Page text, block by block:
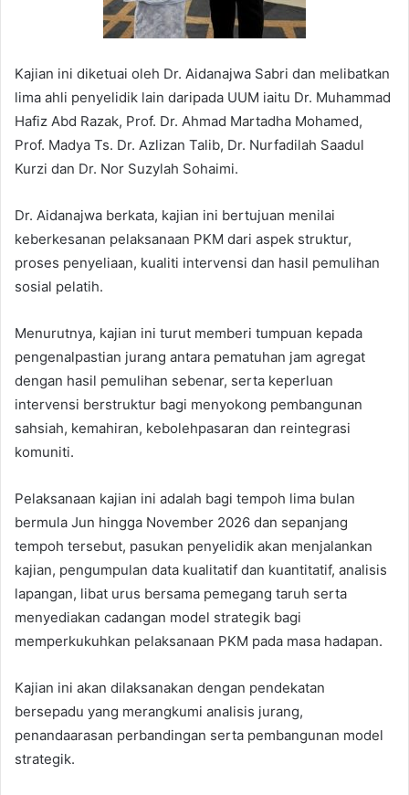
Kajian ini diketuai oleh Dr. Aidanajwa Sabri dan melibatkan
lima ahli penyelidik lain daripada UUM iaitu Dr. Muhammad
Hafiz Abd Razak, Prof. Dr. Ahmad Martadha Mohamed,
Prof. Madya Ts. Dr. Azlizan Talib, Dr. Nurfadilah Saadul
Kurzi dan Dr. Nor Suzylah Sohaimi.
Dr. Aidanajwa berkata, kajian ini bertujuan menilai
keberkesanan pelaksanaan PKM dari aspek struktur,
proses penyeliaan, kualiti intervensi dan hasil pemulihan
sosial pelatih.
Menurutnya, kajian ini turut memberi tumpuan kepada
pengenalpastian jurang antara pematuhan jam agregat
dengan hasil pemulihan sebenar, serta keperluan
intervensi berstruktur bagi menyokong pembangunan
sahsiah, kemahiran, kebolehpasaran dan reintegrasi
komuniti.
Pelaksanaan kajian ini adalah bagi tempoh lima bulan
bermula Jun hingga November 2026 dan sepanjang
tempoh tersebut, pasukan penyelidik akan menjalankan
kajian, pengumpulan data kualitatif dan kuantitatif, analisis
lapangan, libat urus bersama pemegang taruh serta
menyediakan cadangan model strategik bagi
memperkukuhkan pelaksanaan PKM pada masa hadapan.
Kajian ini akan dilaksanakan dengan pendekatan
bersepadu yang merangkumi analisis jurang,
penandaarasan perbandingan serta pembangunan model
strategik.